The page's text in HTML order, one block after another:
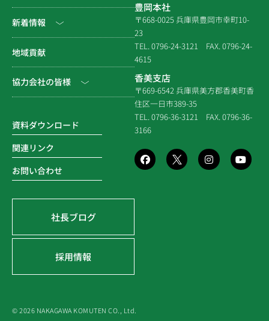
会社沿革
拠点一覧
企業倫理規定
品質方針
環境方針
SDGsの取組み
住宅関連
各種連携
災害時対応等
土木
建築（民間）
新着情報
NEWS & EVENT
メディア掲載
地域貢献
協力会社の皆様
資料ダウンロード
関連リンク
お問い合わせ
社長ブログ
採用情報
豊岡本社
〒668-0025 兵庫県豊岡市幸町10-
23
TEL. 0796-24-3121 FAX. 0796-24-
4615
香美支店
〒669-6542 兵庫県美方郡香美町香
住区一日市389-35
TEL. 0796-36-3121 FAX. 0796-36-
3166
© 2026 NAKAGAWA KOMUTEN CO., Ltd.